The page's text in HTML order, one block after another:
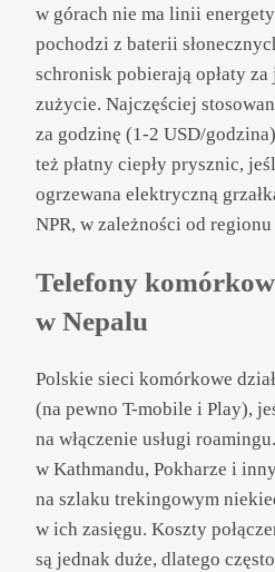
w górach nie ma linii
pochodzi z baterii
schronisk pobierają opłaty
zużycie. Najczęściej
za godzinę (1-2 USD/
też płatny ciepły prysznic,
ogrzewana elektryczną
NPR, w zależności od
Telefony
w Nepalu
Polskie sieci komórkowe
(na pewno T-mobile i Play),
na włączenie usługi
w Kathmandu, Pokharze i
na szlaku trekingowym
w ich zasięgu. Koszty
są jednak duże, dlatego